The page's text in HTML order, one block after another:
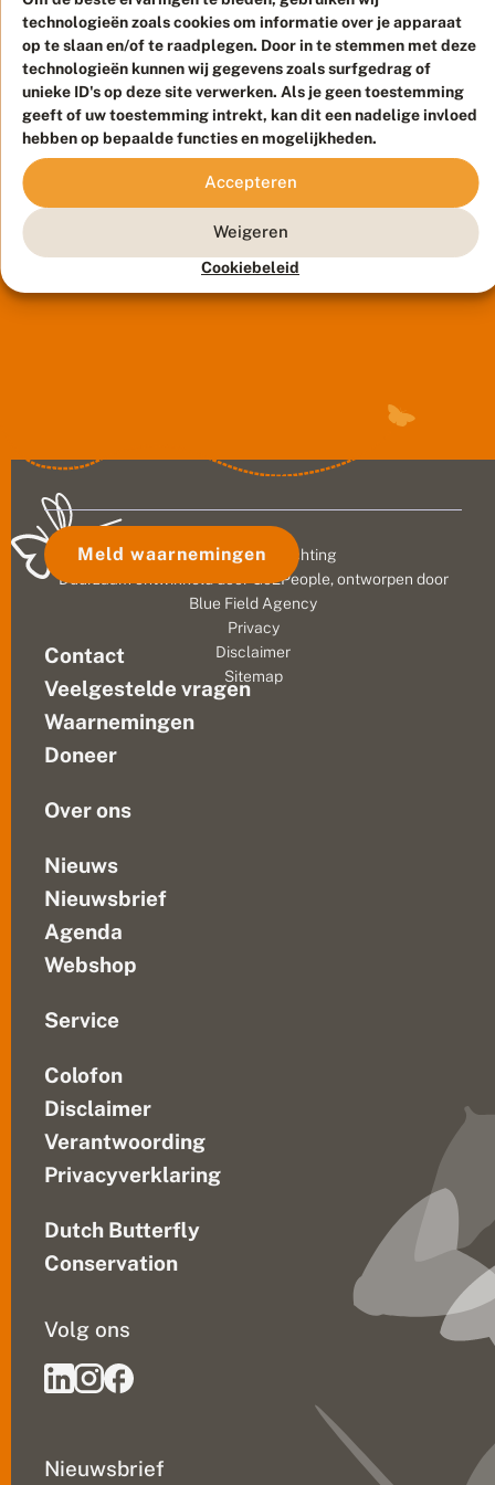
technologieën zoals cookies om informatie over je apparaat
op te slaan en/of te raadplegen. Door in te stemmen met deze
technologieën kunnen wij gegevens zoals surfgedrag of
unieke ID's op deze site verwerken. Als je geen toestemming
geeft of uw toestemming intrekt, kan dit een nadelige invloed
hebben op bepaalde functies en mogelijkheden.
Accepteren
Weigeren
Cookiebeleid
e
r
i
k
a
?
r
d
t
h
e
t
w
e
e
r
e
e
n
o
p
land
werden
ze
gemeld.
Deze
trekvlinder,
die
uit
Afrika...
d
e
r
:
i
n
v
s
i
e
o
i
eerste
meldingen
binnenkwamen
over
grote
aantallen
distelvlinders
in
het
Oosten,
er
invasie
van...
11
oktober
2017
V
li
n
d
e
r
t
k
a
r
a
d
Mysterieuze
kleurrijke
stipjes
dinsdagochtend
Amerikaanse
weerorganisatie
Denver.
Zoiets
Weather
Service
nog
gezien.
Contact
Veelgestelde vragen
Waarnemingen
Doneer
Over ons
Nieuws
Nieuwsbrief
Agenda
Webshop
Service
Colofon
Disclaimer
Verantwoording
Privacyverklaring
Dutch Butterfly
Conservation
Nieuwsbrief
Volg ons
Meld waarnemingen
© 2026 Vlinderstichting
Duurzaam ontwikkeld door
Go2People, ontworpen door
Blue Field Agency
Privacy
Disclaimer
Sitemap